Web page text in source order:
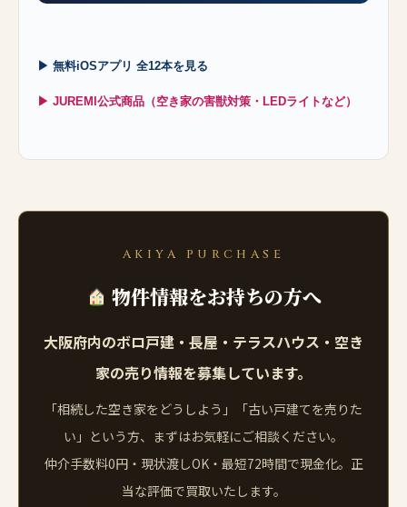
▶ 無料iOSアプリ 全12本を見る
▶ JUREMI公式商品（空き家の害獣対策・LEDライトなど）
AKIYA PURCHASE
物件情報をお持ちの方へ
大阪府内のボロ戸建・長屋・テラスハウス・空き
家の売り情報を募集しています。
「相続した空き家をどうしよう」「古い戸建てを売りた
い」という方、まずはお気軽にご相談ください。
仲介手数料0円・現状渡しOK・最短72時間で現金化。正
当な評価で買取いたします。